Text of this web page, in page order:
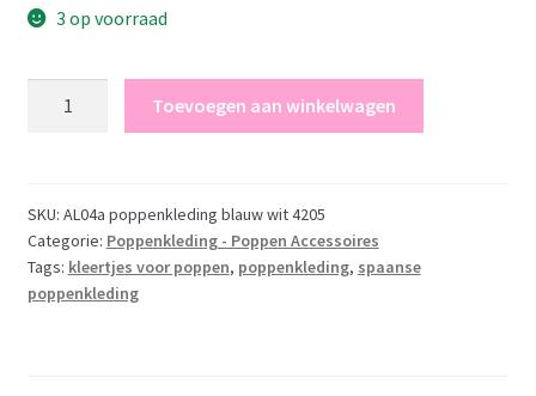
3 op voorraad
blauw
wit
Llorens
voor
Toevoegen aan winkelwagen
SKU: AL04a poppenkleding blauw wit 4205
Categorie: Poppenkleding - Poppen Accessoires
Tags: kleertjes voor poppen, poppenkleding, spaanse
poppenkleding